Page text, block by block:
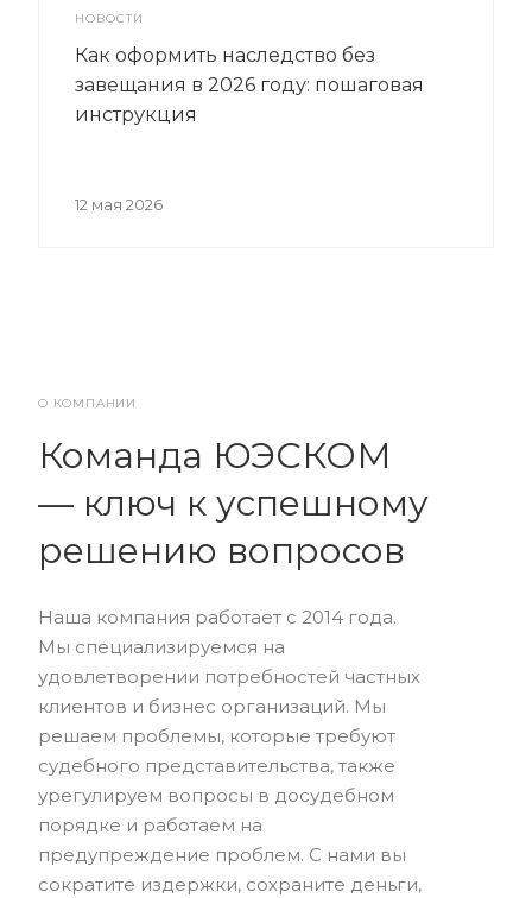
НОВОСТИ
Как оформить наследство без
завещания в 2026 году: пошаговая
инструкция
12 мая 2026
О КОМПАНИИ
Команда ЮЭСКОМ
— ключ к успешному
решению вопросов
Наша компания работает с 2014 года.
Мы специализируемся на
удовлетворении потребностей частных
клиентов и бизнес организаций. Мы
решаем проблемы, которые требуют
судебного представительства, также
урегулируем вопросы в досудебном
порядке и работаем на
предупреждение проблем. С нами вы
сократите издержки, сохраните деньги,